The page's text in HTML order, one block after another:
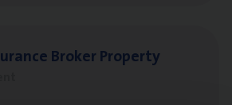
Bro­ker Property